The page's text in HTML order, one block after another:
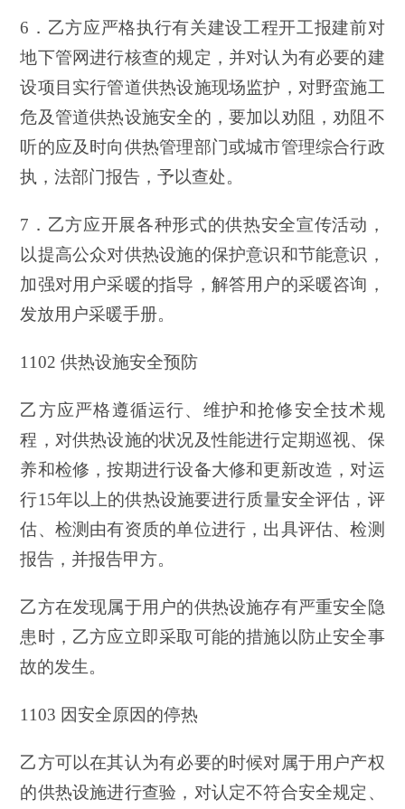
6．乙方应严格执行有关建设工程开工报建前对
地下管网进行核查的规定，并对认为有必要的建
设项目实行管道供热设施现场监护，对野蛮施工
危及管道供热设施安全的，要加以劝阻，劝阻不
听的应及时向供热管理部门或城市管理综合行政
执，法部门报告，予以查处。
7．乙方应开展各种形式的供热安全宣传活动，
以提高公众对供热设施的保护意识和节能意识，
加强对用户采暖的指导，解答用户的采暖咨询，
发放用户采暖手册。
1102 供热设施安全预防
乙方应严格遵循运行、维护和抢修安全技术规
程，对供热设施的状况及性能进行定期巡视、保
养和检修，按期进行设备大修和更新改造，对运
行15年以上的供热设施要进行质量安全评估，评
估、检测由有资质的单位进行，出具评估、检测
报告，并报告甲方。
乙方在发现属于用户的供热设施存有严重安全隐
患时，乙方应立即采取可能的措施以防止安全事
故的发生。
1103 因安全原因的停热
乙方可以在其认为有必要的时候对属于用户产权
的供热设施进行查验，对认定不符合安全规定、